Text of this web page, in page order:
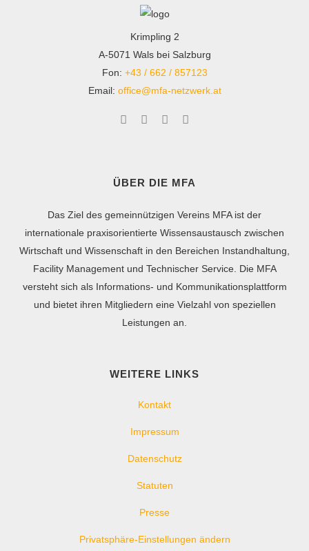
Krimpling 2
A-5071 Wals bei Salzburg
Fon: +43 / 662 / 857123
Email: office@mfa-netzwerk.at
ÜBER DIE MFA
Das Ziel des gemeinnützigen Vereins MFA ist der
internationale praxisorientierte Wissensaustausch zwischen
Wirtschaft und Wissenschaft in den Bereichen Instandhaltung,
Facility Management und Technischer Service. Die MFA
versteht sich als Informations- und Kommunikationsplattform
und bietet ihren Mitgliedern eine Vielzahl von speziellen
Leistungen an.
WEITERE LINKS
Kontakt
Impressum
Datenschutz
Statuten
Presse
Privatsphäre-Einstellungen ändern